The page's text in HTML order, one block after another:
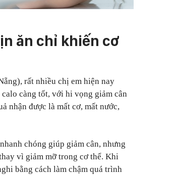
ăn chỉ khiến cơ
rất nhiều chị em hiện nay
càng tốt, với hi vọng giảm cân
nhận được là mất cơ, mất nước,
chóng giúp giảm cân, nhưng
vì giảm mỡ trong cơ thể. Khi
bằng cách làm chậm quá trình